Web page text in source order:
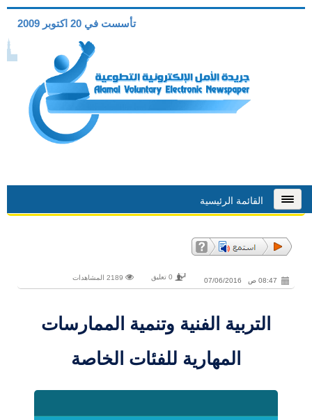
تأسست في 20 اكتوبر 2009
القائمة الرئيسية
08:47 ص 07/06/2016 0 تعليق
التربية الفنية وتنمية الممارسات
المهارية للفئات الخاصة